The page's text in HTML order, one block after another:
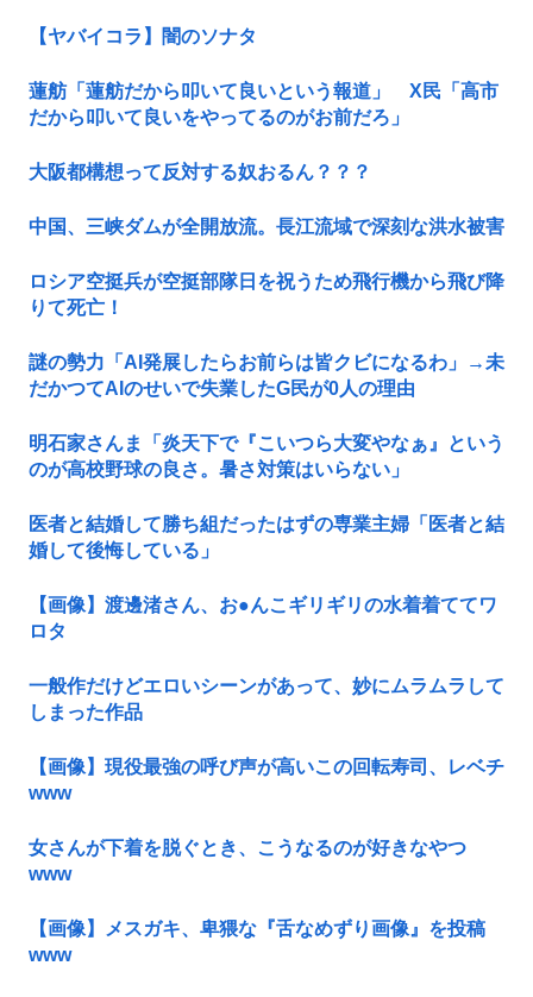
【ヤバイコラ】闇のソナタ
蓮舫「蓮舫だから叩いて良いという報道」 X民「高市
だから叩いて良いをやってるのがお前だろ」
大阪都構想って反対する奴おるん？？？
中国、三峡ダムが全開放流。長江流域で深刻な洪水被害
ロシア空挺兵が空挺部隊日を祝うため飛行機から飛び降
りて死亡！
謎の勢力「AI発展したらお前らは皆クビになるわ」→未
だかつてAIのせいで失業したG民が0人の理由
明石家さんま「炎天下で『こいつら大変やなぁ』という
のが高校野球の良さ。暑さ対策はいらない」
医者と結婚して勝ち組だったはずの専業主婦「医者と結
婚して後悔している」
【画像】渡邊渚さん、お●んこギリギリの水着着ててワ
ロタ
一般作だけどエロいシーンがあって、妙にムラムラして
しまった作品
【画像】現役最強の呼び声が高いこの回転寿司、レベチ
www
女さんが下着を脱ぐとき、こうなるのが好きなやつ
www
【画像】メスガキ、卑猥な『舌なめずり画像』を投稿
www